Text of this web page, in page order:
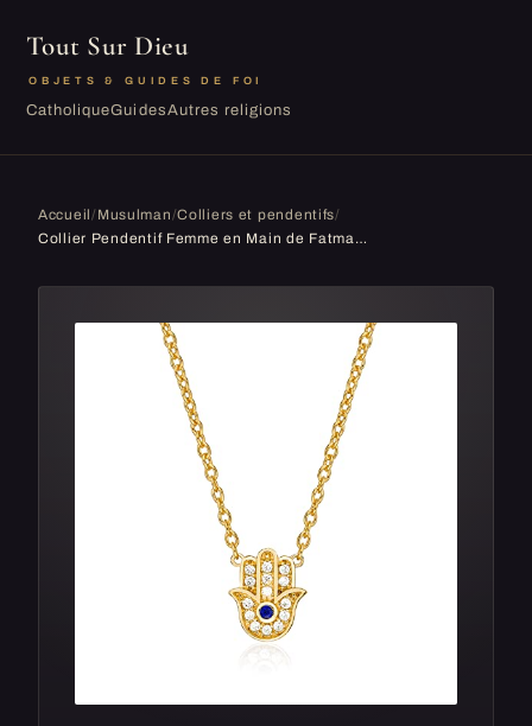
Tout Sur Dieu
OBJETS & GUIDES DE FOI
CatholiqueGuidesAutres religions
Accueil/ Musulman/Colliers et pendentifs/
Collier Pendentif Femme en Main de Fatma, Collier Khamsa serti de Pierres en Zirconia pour Femme et Jeune Fille, Collier Femme Argent, Or Jaune ou ...